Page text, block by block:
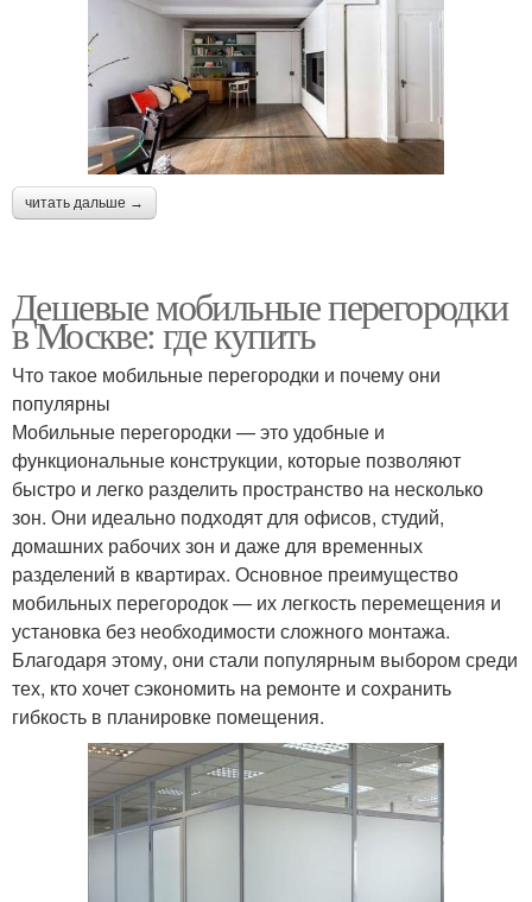
читать дальше →
Дешевые мобильные перегородки
в Москве: где купить
Что такое мобильные перегородки и почему они
популярны
Мобильные перегородки — это удобные и
функциональные конструкции, которые позволяют
быстро и легко разделить пространство на несколько
зон. Они идеально подходят для офисов, студий,
домашних рабочих зон и даже для временных
разделений в квартирах. Основное преимущество
мобильных перегородок — их легкость перемещения и
установка без необходимости сложного монтажа.
Благодаря этому, они стали популярным выбором среди
тех, кто хочет сэкономить на ремонте и сохранить
гибкость в планировке помещения.